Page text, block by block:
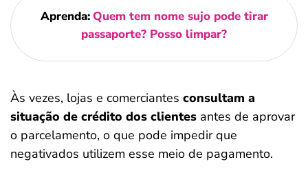
Aprenda:Quem tem nome sujo pode tirar
passaporte? Posso limpar?
Às vezes, lojas e comerciantes consultam a
situação de crédito dos clientes antes de aprovar
o parcelamento, o que pode impedir que
negativados utilizem esse meio de pagamento.